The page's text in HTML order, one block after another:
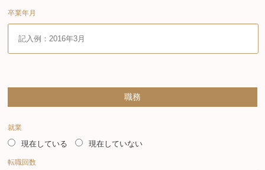
卒業年月
職務
就業
現在している 現在していない
転職回数